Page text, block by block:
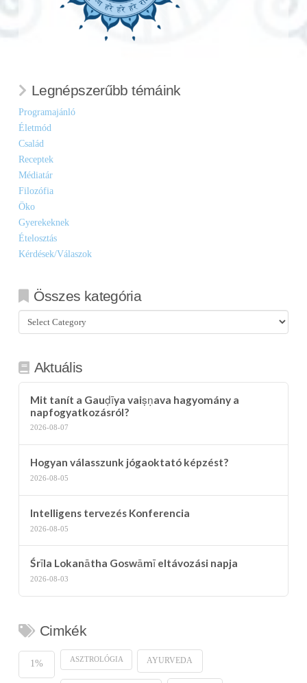
Legnépszerűbb témáink
Programajánló
Életmód
Család
Receptek
Médiatár
Filozófia
Öko
Gyerekeknek
Ételosztás
Kérdések/Válaszok
Összes kategória
Összes
kategória
Aktuális
Mit tanít a Gauḍīya vaiṣṇava hagyomány a
napfogyatkozásról?
2026-08-07
Hogyan válasszunk jógaoktató képzést?
2026-08-05
Intelligens tervezés Konferencia
2026-08-05
Śrīla Lokanātha Goswāmī eltávozási napja
2026-08-03
Cimkék
1% ASZTROLÓGIA AYURVEDA